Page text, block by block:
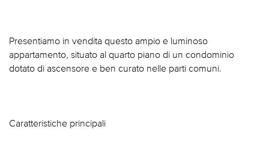
Presentiamo in vendita questo ampio e luminoso
appartamento, situato al quarto piano di un condominio
dotato di ascensore e ben curato nelle parti comuni.
Caratteristiche principali